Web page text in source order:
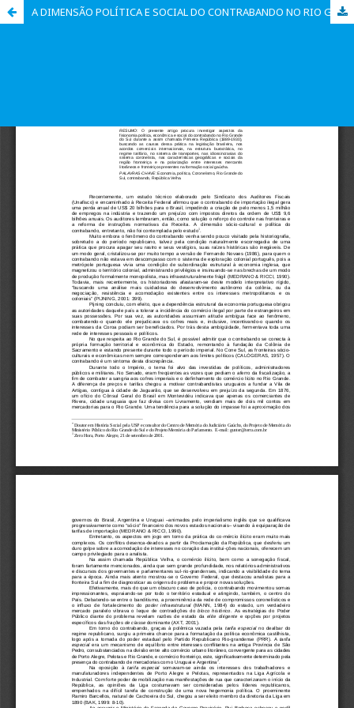
A DIMENSÃO POLÍTICA E SOCIAL DO CONTRABANDO NO RIO GRANDE DO SUL